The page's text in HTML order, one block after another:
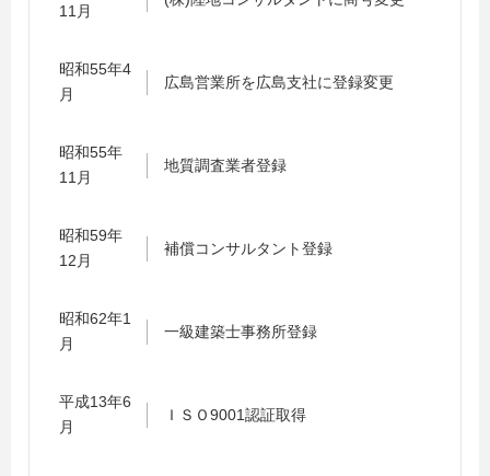
11月
昭和55年4
月
広島営業所を広島支社に登録変更
昭和55年
11月
地質調査業者登録
昭和59年
12月
補償コンサルタント登録
昭和62年1
月
一級建築士事務所登録
平成13年6
月
ＩＳＯ9001認証取得